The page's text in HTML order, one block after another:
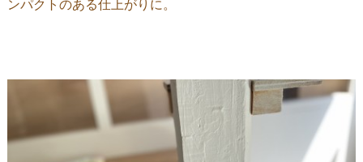
ンパクトのある仕上がりに。